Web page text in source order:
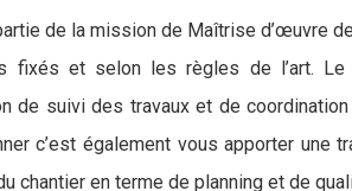
de la mission de Maîtrise d’œuvre
et selon les règles de l’art. Le
suivi des travaux et de
c’est également vous apporter une
chantier en terme de planning et de